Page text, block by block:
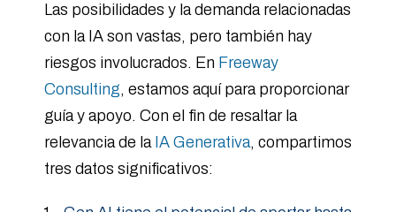
Las posibilidades y la demanda relacionadas
con la IA son vastas, pero también hay
riesgos involucrados. En Freeway
Consulting, estamos aquí para proporcionar
guía y apoyo. Con el fin de resaltar la
relevancia de la IA Generativa, compartimos
tres datos significativos: